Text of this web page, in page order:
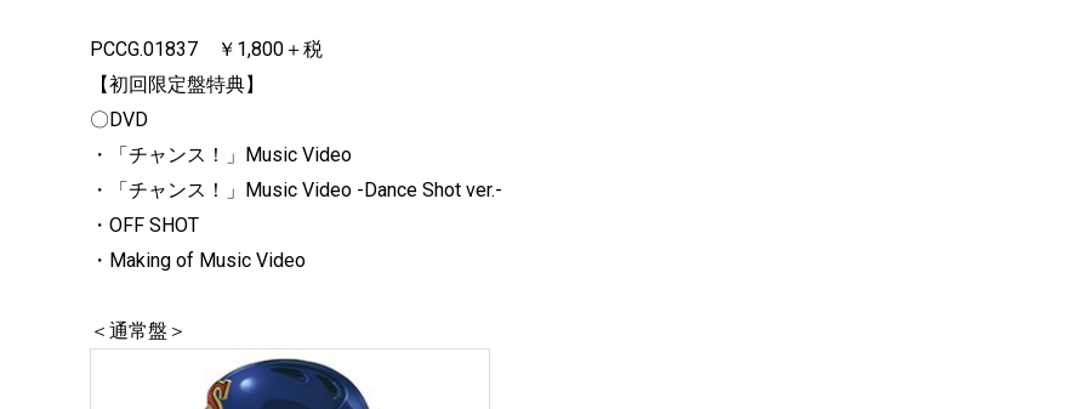
PCCG.01837 ￥1,800＋税
【初回限定盤特典】
〇DVD
・「チャンス！」Music Video
・「チャンス！」Music Video -Dance Shot ver.-
・OFF SHOT
・Making of Music Video
＜通常盤＞